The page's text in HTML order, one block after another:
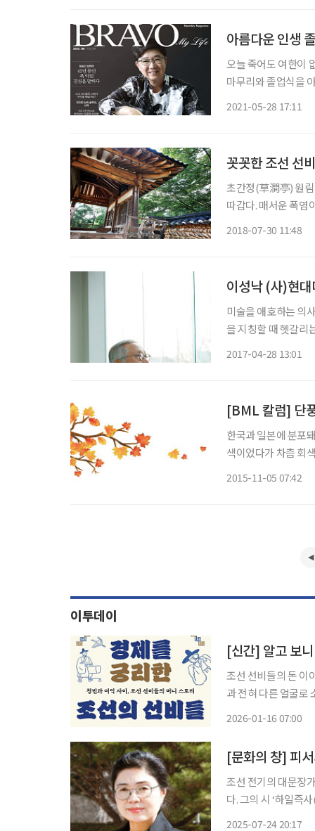
아름다운 인생
오늘 죽어도 여한이
마무리와 졸업식을
2021-05-28 17:11
꼿꼿한 조선 선
초간정(草澗亭) 원
따갑다. 매서운 폭염
2018-07-30 11:48
미술을 애호하는 의
을 지칭할 때 헷갈리
2017-04-28 13:01
[BML 칼럼] 단
한국과 일본에 분포
색이었다가 차츰 회
2015-11-05 07:42
이투데이
[신간] 알고 보
조선 선비들의 돈 이야기⋯‘경제
과 전혀 다른 얼굴로
2026-01-16 07:00
[문화의 창] 피
조선 전기의 대문장
다. 그의 시 ‘하일즉사(夏日卽事)’에는 ‘선비다운 여름나기’가 오롯이 담겨 있다. 風吹簾捲坐
2025-07-24 20:17